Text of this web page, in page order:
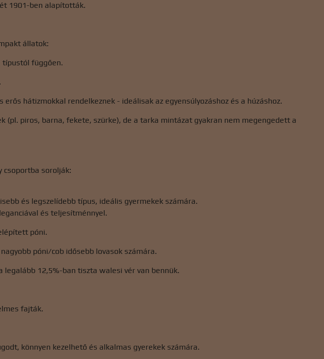
1901-ben alapították.
állatok:
típustól függően.
hátizmokkal rendelkeznek - ideálisak az egyensúlyozáshoz és a húzáshoz.
(pl. piros, barna, fekete, szürke), de a tarka mintázat gyakran nem megengedett a
csoportba sorolják:
és legszelídebb típus, ideális gyermekek számára.
és teljesítménnyel.
póni.
póni/cob idősebb lovasok számára.
legalább 12,5%-ban ​​tiszta walesi vér van bennük.
fajták.
könnyen kezelhető és alkalmas gyerekek számára.